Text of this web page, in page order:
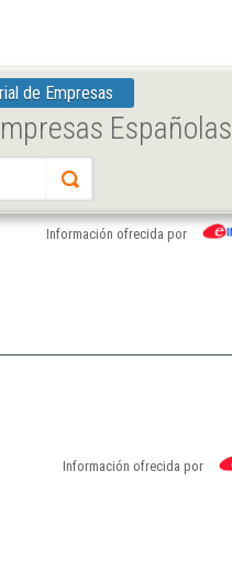
de Empresas
Españolas
Información ofrecida por
Información ofrecida por